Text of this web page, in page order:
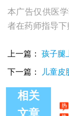
本广告仅供医
者在药师指导下
上一篇： 孩子腿
下一篇： 儿童皮
相关
文章